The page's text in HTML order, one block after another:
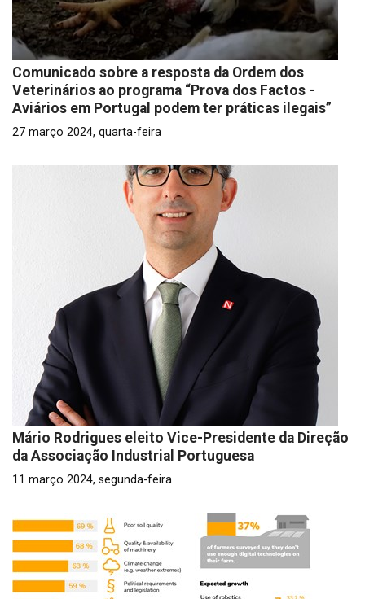
Comunicado sobre a resposta da Ordem dos
Veterinários ao programa “Prova dos Factos -
Aviários em Portugal podem ter práticas ilegais”
27 março 2024, quarta-feira
Mário Rodrigues eleito Vice-Presidente da Direção
da Associação Industrial Portuguesa
11 março 2024, segunda-feira